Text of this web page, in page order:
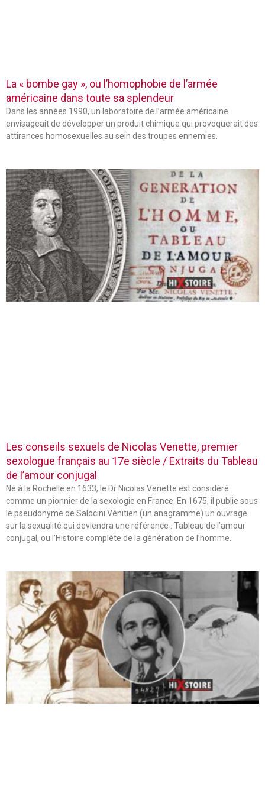
La « bombe gay », ou l’homophobie de l’armée
américaine dans toute sa splendeur
Dans les années 1990, un laboratoire de l’armée américaine
envisageait de développer un produit chimique qui provoquerait des
attirances homosexuelles au sein des troupes ennemies.
Les conseils sexuels de Nicolas Venette, premier
sexologue français au 17e siècle / Extraits du Tableau
de l’amour conjugal
Né à la Rochelle en 1633, le Dr Nicolas Venette est considéré
comme un pionnier de la sexologie en France. En 1675, il publie sous
le pseudonyme de Salocini Vénitien (un anagramme) un ouvrage
sur la sexualité qui deviendra une référence : Tableau de l’amour
conjugal, ou l’Histoire complète de la génération de l’homme.